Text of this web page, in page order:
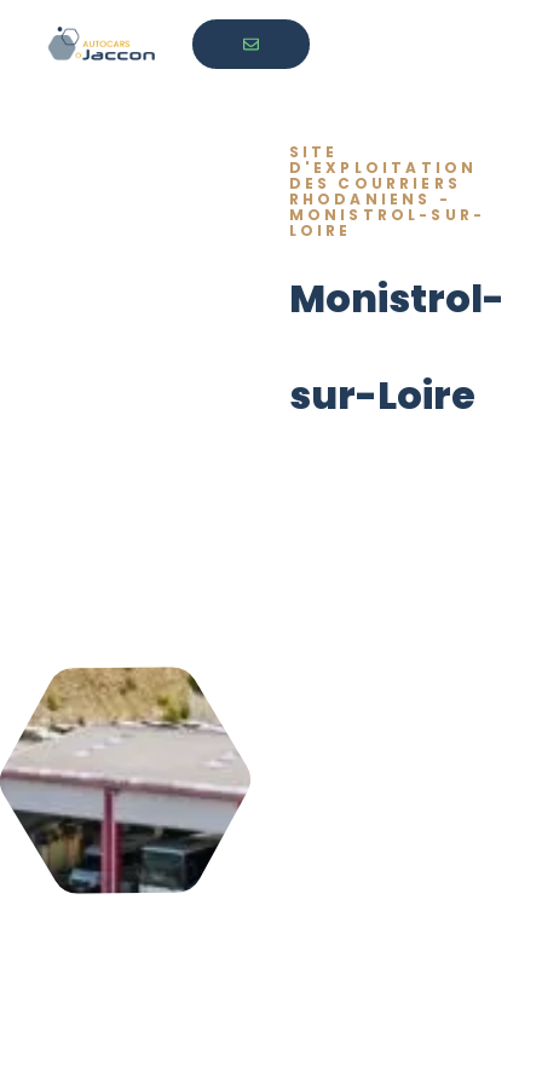
SITE
D'EXPLOITATION
DES COURRIERS
RHODANIENS -
MONISTROL-SUR-
LOIRE
Monistrol-
sur-Loire